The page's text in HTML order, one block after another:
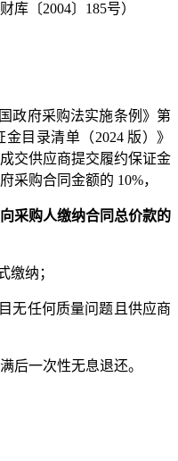
库〔2004〕185号）
政府采购法实施条例》第
金目 录清单（2024 版）》
交供应商提交履约保证金
采购合同金额的 10%，
采购人缴纳合同总价款的
缴纳；
无任何质量问题且供应商
后一次性无息退还。